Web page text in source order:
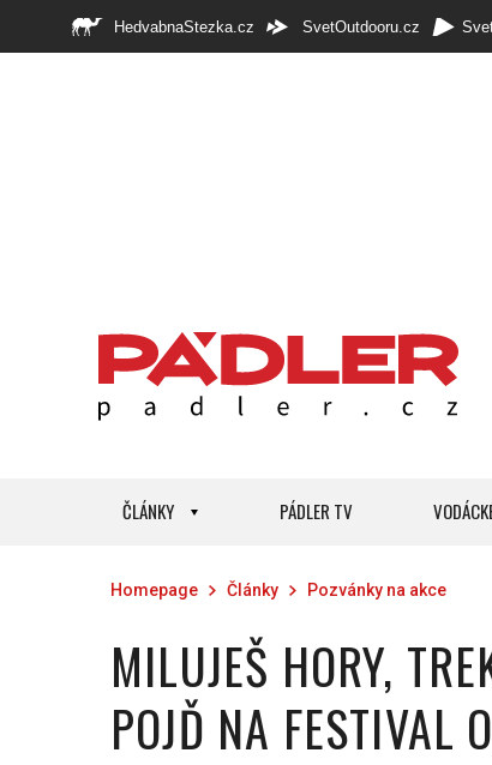
HedvabnaStezka.cz SvetOutdooru.cz
ČLÁNKY PÁDLER TV
Homepage Články Pozvánky na akce
MILUJEŠ HORY,
POJĎ NA